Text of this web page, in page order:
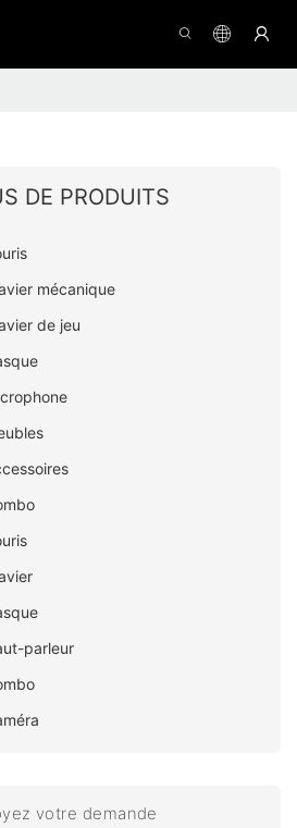
DE PRODUITS
mécanique
de jeu
parleur
votre demande